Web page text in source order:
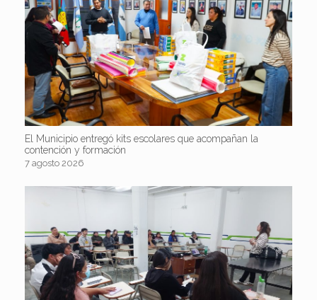
El Municipio entregó kits escolares que acompañan la
contención y formación
7 agosto 2026